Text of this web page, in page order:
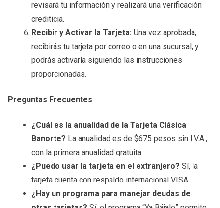
revisará tu información y realizará una verificación
crediticia.
Recibir y Activar la Tarjeta: Una vez aprobada,
recibirás tu tarjeta por correo o en una sucursal, y
podrás activarla siguiendo las instrucciones
proporcionadas.
Preguntas Frecuentes
¿Cuál es la anualidad de la Tarjeta Clásica
Banorte? La anualidad es de $675 pesos sin I.V.A.,
con la primera anualidad gratuita.
¿Puedo usar la tarjeta en el extranjero? Sí, la
tarjeta cuenta con respaldo internacional VISA.
¿Hay un programa para manejar deudas de